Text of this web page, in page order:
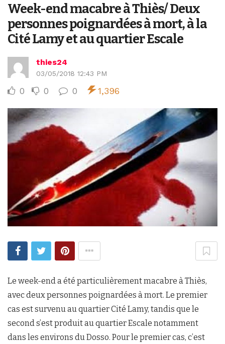
Week-end macabre à Thiès/ Deux
personnes poignardées à mort, à la
Cité Lamy et au quartier Escale
thies24
03/05/2018 12:43 PM
0 0 0 1,396
Le week-end a été particulièrement macabre à Thiès,
avec deux personnes poignardées à mort. Le premier
cas est survenu au quartier Cité Lamy, tandis que le
second s’est produit au quartier Escale notamment
dans les environs du Dosso. Pour le premier cas, c’est